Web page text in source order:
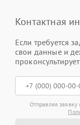
Контактная
Если требуется
свои данные и
Отправляя заявку